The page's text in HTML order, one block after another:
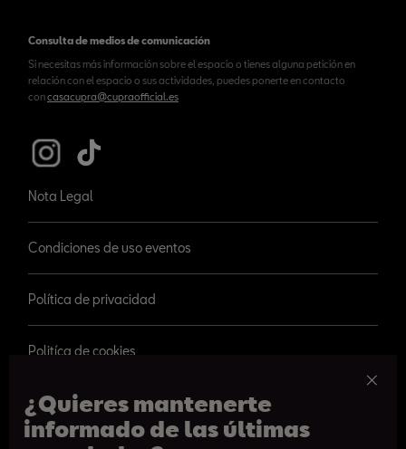
¿Quieres mantenerte
informado de las últimas
Consulta de medios de comunicación
Si necesitas más información sobre el espacio o tienes alguna petición en
relación con el espacio o sus actividades, puedes ponerte en contacto
concasacupra@cupraofficial.es
Nota Legal
Condiciones de uso eventos
Política de privacidad
Politíca de cookies